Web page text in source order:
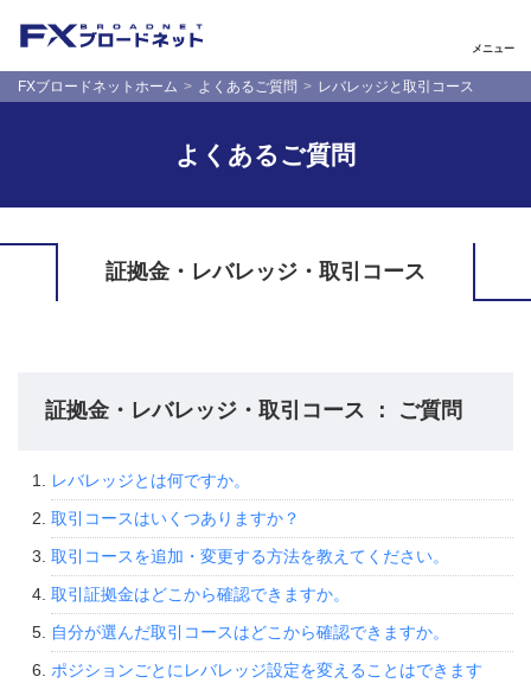
メニュー
FXブロードネットホーム よくあるご質問 レバレッジと取引コース
よくあるご質問
証拠金・レバレッジ・取引コース
証拠金・レバレッジ・取引コース ： ご質問
レバレッジとは何ですか。
取引コースはいくつありますか？
取引コースを追加・変更する方法を教えてください。
取引証拠金はどこから確認できますか。
自分が選んだ取引コースはどこから確認できますか。
ポジションごとにレバレッジ設定を変えることはできます